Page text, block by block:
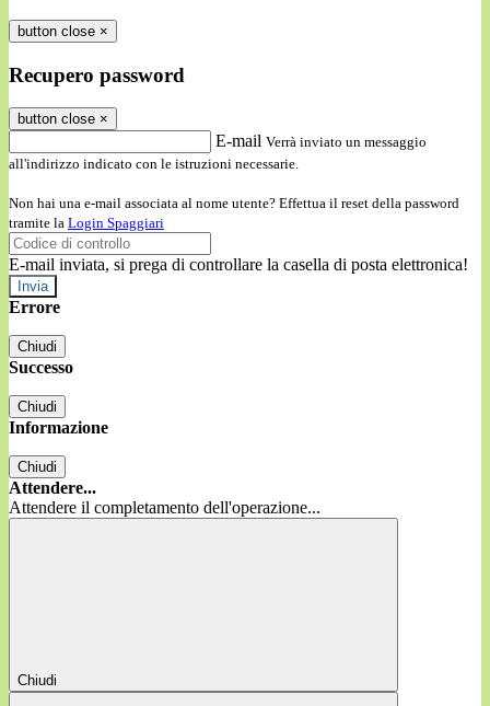
button close ×
Recupero password
button close ×
E-mail Verrà inviato un messaggio
all'indirizzo indicato con le istruzioni necessarie.
Non hai una e-mail associata al nome utente? Effettua il reset della password
tramite la Login Spaggiari
E-mail inviata, si prega di controllare la casella di posta elettronica!
Errore
Chiudi
Successo
Chiudi
Informazione
Chiudi
Attendere...
Attendere il completamento dell'operazione...
Chiudi